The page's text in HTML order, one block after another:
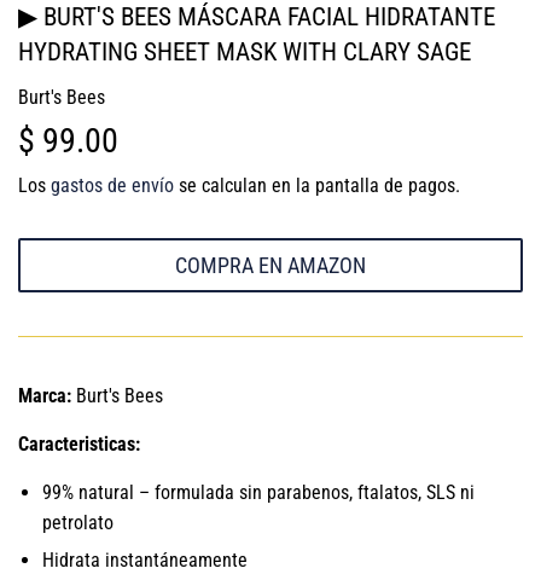
▶ BURT'S BEES MÁSCARA FACIAL HIDRATANTE
HYDRATING SHEET MASK WITH CLARY SAGE
Burt's Bees
$ 99.00
99.00
Los gastos de envío se calculan en la pantalla de pagos.
COMPRA EN AMAZON
Marca: Burt's Bees
Caracteristicas:
99% natural – formulada sin parabenos, ftalatos, SLS ni
petrolato
Hidrata instantáneamente